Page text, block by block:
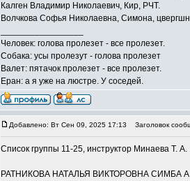
Калген Владимир Николаевич, Кир, РЧТ.
Волчкова Софья Николаевна, Симона,
Человек: голова пролезет - все пролезет.
Собака: усы пролезут - голова пролезет
Валет: пятачок пролезет - все пролезет.
Еран: а я уже на люстре. У соседей.
Добавлено: Вт Сен 09, 2025 17:13 Заголовок
Список группы 11-25, инструктор Минаева Т. А.
РАТНИКОВА НАТАЛЬЯ ВИКТОРОВНА СИМБА